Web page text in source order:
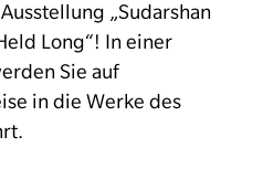
„Sudarshan
Long“! In einer
Sie auf
in die Werke des